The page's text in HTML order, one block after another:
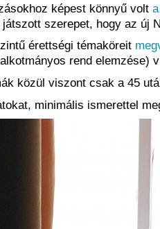
képest könnyű volt
játszott szerepet, hogy az új
érettségi témaköreit
rend elemzése)
közül viszont csak a 45
minimális ismerettel